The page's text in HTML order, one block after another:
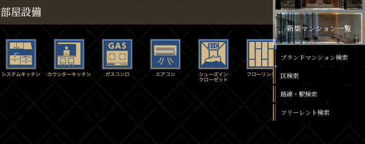
部屋設備
新築マンション一覧
ブランドマンション検索
区検索
路線・駅検索
フリーレント検索